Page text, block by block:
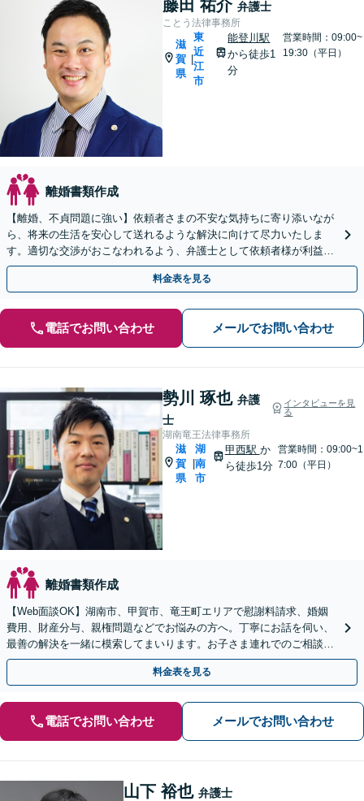
藤田 祐介 弁護士
ことう法律事務所
滋
賀
県
|
東
近
江
市
能登川駅
から徒歩1
分
営業時間：09:00~
19:30（平日）
離婚書類作成
【離婚、不貞問題に強い】依頼者さまの不安な気持ちに寄り添いなが
ら、将来の生活を安心して送れるような解決に向けて尽力いたしま
す。適切な交渉がおこなわれるよう、弁護士として依頼者様が利益を
最大限得ることができるようサポート【子連れ相談OK】
料金表を見る
電話でお問い合わせ メールでお問い合わせ
勢川 琢也 弁護
士
インタビューを見
る
湖南竜王法律事務所
滋
賀
県
湖
南
市
甲西駅 か
ら徒歩1分
営業時間：09:00~1
7:00（平日）
離婚書類作成
【Web面談OK】湖南市、甲賀市、竜王町エリアで慰謝料請求、婚姻
費用、財産分与、親権問題などでお悩みの方へ。丁寧にお話を伺い、
最善の解決を一緒に模索してまいります。お子さま連れでのご相談も
可能です【出張相談OK】【甲西駅1分】
料金表を見る
電話でお問い合わせ メールでお問い合わせ
山下 裕也 弁護士